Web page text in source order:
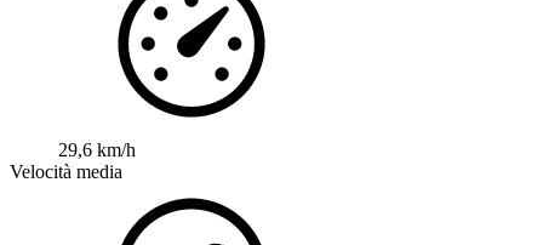
29,6 km/h
Velocità media